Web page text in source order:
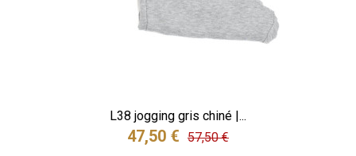
L38 jogging gris chiné |...
47,50 € 57,50 €